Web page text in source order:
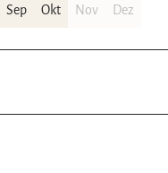
Sep Okt Nov Dez